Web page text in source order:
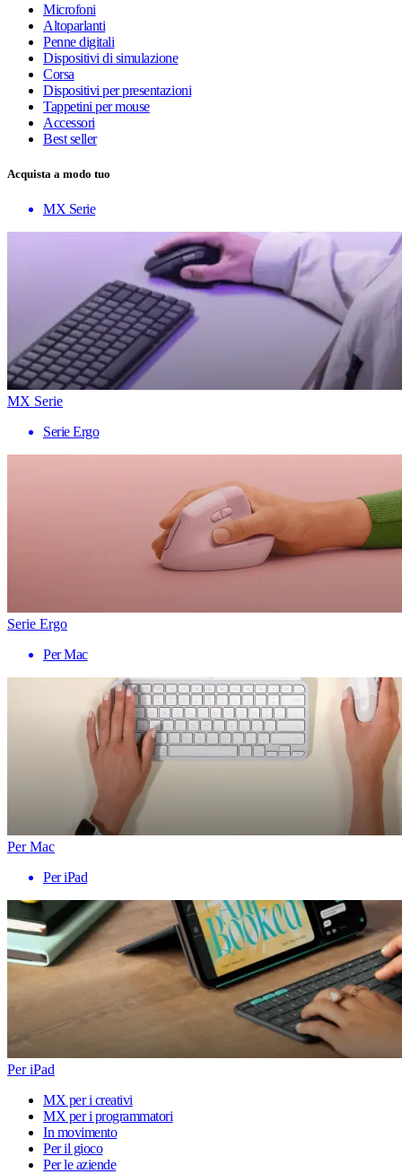
Microfoni
Altoparlanti
Penne digitali
Dispositivi di simulazione
Corsa
Dispositivi per presentazioni
Tappetini per mouse
Accessori
Best seller
Acquista a modo tuo
MX Serie
MX Serie
Serie Ergo
Serie Ergo
Per Mac
Per Mac
Per iPad
Per iPad
MX per i creativi
MX per i programmatori
In movimento
Per il gioco
Per le aziende